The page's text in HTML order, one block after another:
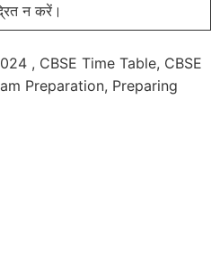
न करें।
, CBSE Time Table, CBSE
Preparation, Preparing